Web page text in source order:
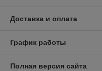
Доставка и оплата
График работы
Полная версия сайта